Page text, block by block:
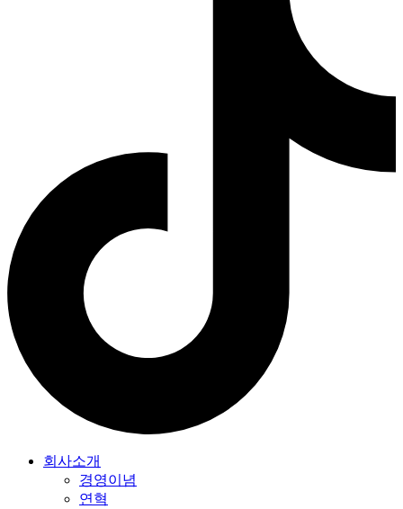
회사소개
경영이념
연혁